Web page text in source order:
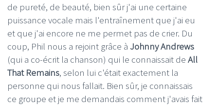
de pureté, de beauté, bien sûr j'ai une certaine
puissance vocale mais l'entraînement que j'ai eu
et que j'ai encore ne me permet pas de crier. Du
coup, Phil nous a rejoint grâce à Johnny Andrews
(qui a co-écrit la chanson) qui le connaissait de All
That Remains, selon lui c'était exactement la
personne qui nous fallait. Bien sûr, je connaissais
ce groupe et je me demandais comment j'avais fait